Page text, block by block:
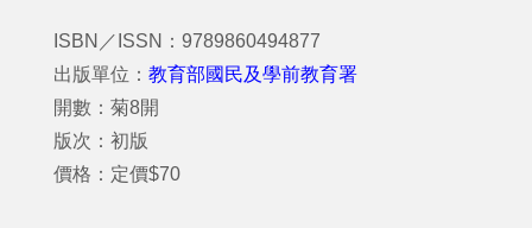
ISBN／ISSN：9789860494877
出版單位： 教育部國民及學前教育署
開數：菊8開
版次：初版
價格：定價$70